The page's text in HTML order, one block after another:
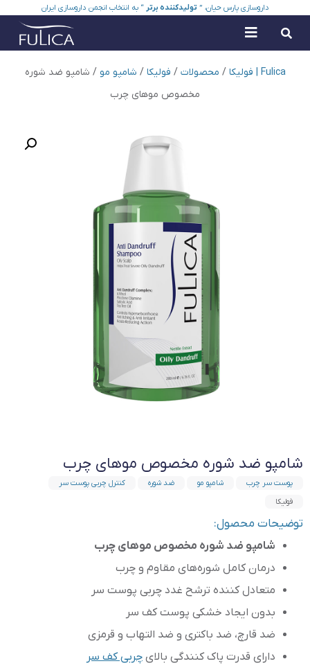
داروسازی پارس حیان، ” تولیدکننده برتر “ به انتخاب انجمن داروسازی ایران
Fulica | فولیکا / محصولات / فولیکا / شامپو مو / شامپو ضد شوره‌
مخصوص موهای چرب
شامپو ضد شوره‌ مخصوص موهای چرب
پوست سر چرب شامپو مو ضد شوره
کنترل چربی پوست سر
فولیکا
توضیحات محصول:
شامپو ضد شوره‌ مخصوص موهای چرب
درمان کامل شوره‌های مقاوم و چرب
متعادل کننده ترشح غدد چربی پوست سر
بدون ایجاد خشکی پوست کف سر
ضد قارچ، ضد باکترى و ضد التهاب و قرمزى
دارای قدرت پاک کنندگى بالای چربى کف سر